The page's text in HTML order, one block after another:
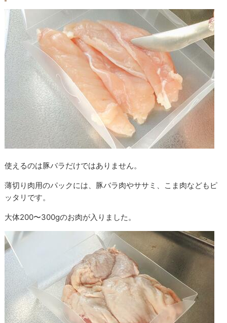
使えるのは豚バラだけではありません。
薄切り肉用のパックには、豚バラ肉やササミ、こま肉などもピ
ッタリです。
大体200〜300gのお肉が入りました。